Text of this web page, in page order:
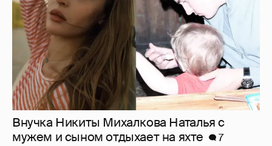
Внучка Никиты Михалкова Наталья с
мужем и сыном отдыхает на яхте
7